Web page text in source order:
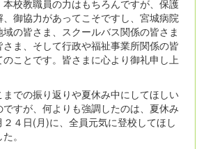
校教職員の力はもちろんですが、保護
御協力があってこそですし、宮城病院
の皆さま、スクールバス関係の皆さま
ま、そして行政や福祉事業所関係の皆
ことです。皆さまに心より御礼申し上
での振り返りや夏休み中にしてほしい
すが、何よりも強調したのは、夏休み
４日(月)に、全員元気に登校してほし
。